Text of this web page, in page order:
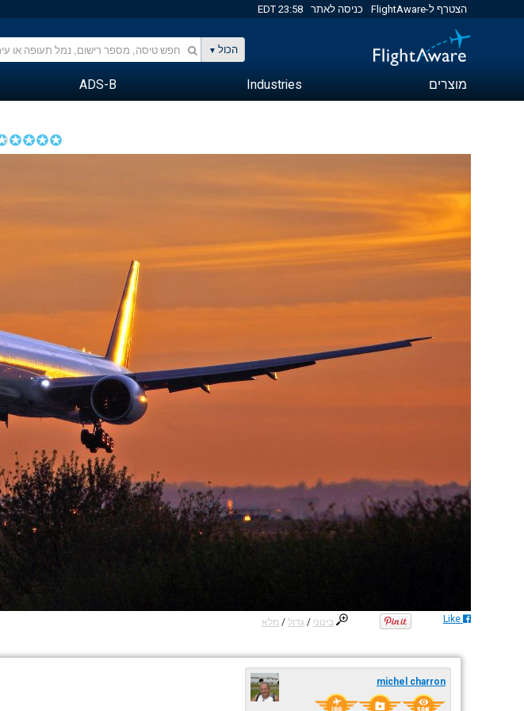
הצטרף ל-FlightAware כניסה לאתר 23:58 EDT
הכול
מוצרים Industries
ADS-B
בינוני /גדול / מלא Like
michel charron